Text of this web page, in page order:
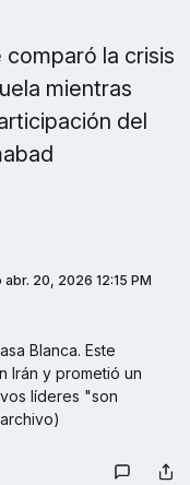
la crisis
mientras
del
abr. 20, 2026 12:15 PM
Blanca. Este
Irán y prometió un
líderes "son